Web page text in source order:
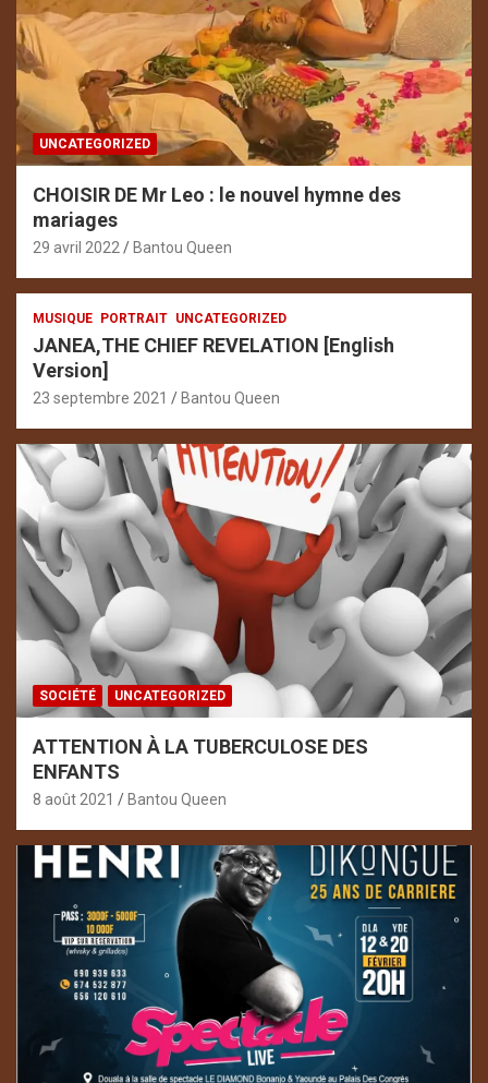
UNCATEGORIZED
CHOISIR DE Mr Leo : le nouvel hymne des
mariages
29 avril 2022 Bantou Queen
MUSIQUE PORTRAIT UNCATEGORIZED
JANEA,THE CHIEF REVELATION [English
Version]
23 septembre 2021 Bantou Queen
SOCIÉTÉ UNCATEGORIZED
ATTENTION À LA TUBERCULOSE DES
ENFANTS
8 août 2021 Bantou Queen